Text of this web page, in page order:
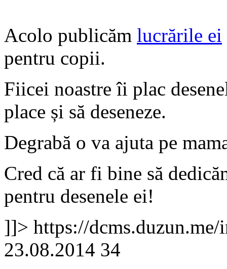
Acolo publicăm lucrările ei
pentru copii.
Fiicei noastre îi plac
place și să deseneze.
Degrabă o va ajuta pe
Cred că ar fi bine să
pentru desenele ei!
]]> https://
23.08.2014 34